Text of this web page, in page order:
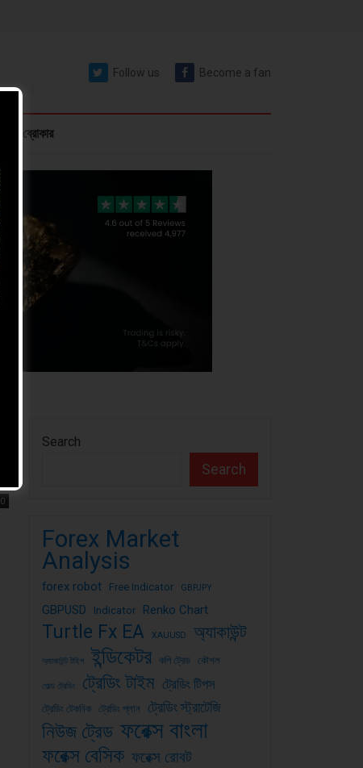
Follow us Become a fan
ফরেক্স ব্রোকার
0
Search
Search
Forex Market
Analysis
forex robot Free Indicator GBPJPY
GBPUSD Indicator Renko Chart
Turtle Fx EA XAUUSD অ্যাকাউন্ট
অ্যাকাউন্ট টাইপ ইন্ডিকেটর কপি ট্রেড কৌশল
গোল্ড ট্রেডিং ট্রেডিং টাইম ট্রেডিং টিপস
ট্রেডিং টেকনিক ট্রেডিং প্লান ট্রেডিং স্ট্রাটেজি
নিউজ ট্রেড ফরেক্স বাংলা
ফরেক্স বেসিক ফরেক্স রোবট